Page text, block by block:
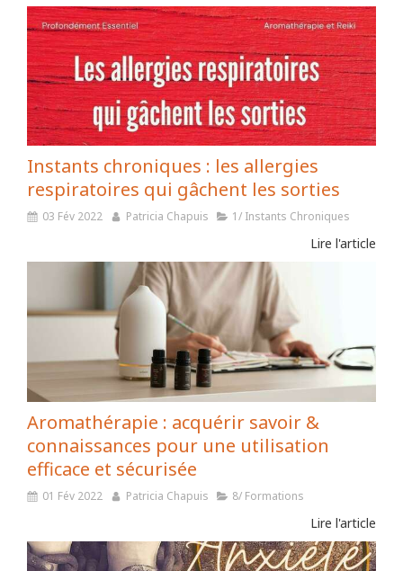
Instants chroniques : les allergies
respiratoires qui gâchent les sorties
03 Fév 2022 Patricia Chapuis 1/ Instants Chroniques
Lire l'article
Aromathérapie : acquérir savoir &
connaissances pour une utilisation
efficace et sécurisée
01 Fév 2022 Patricia Chapuis 8/ Formations
Lire l'article